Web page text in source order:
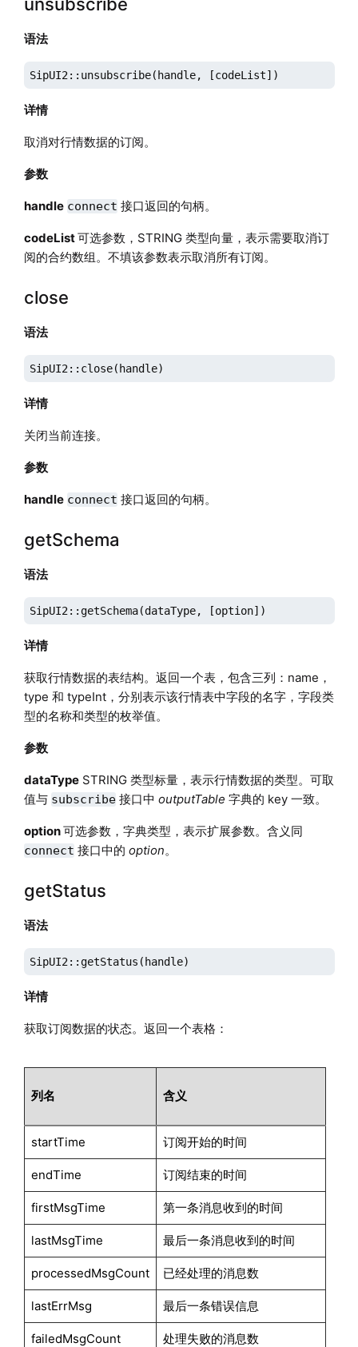
语法
SipUI2::unsubscribe(handle, [codeList])
详情
取消对行情数据的订阅。
参数
handle connect 接口返回的句柄。
codeList可选参数，STRING 类型向量，表示需要取消订
阅的合约数组。不填该参数表示取消所有订阅。
close
语法
SipUI2::close(handle)
详情
关闭当前连接。
参数
handle connect 接口返回的句柄。
getSchema
语法
SipUI2::getSchema(dataType, [option])
详情
获取行情数据的表结构。返回一个表，包含三列：name，
type 和 typeInt，分别表示该行情表中字段的名字，字段类
型的名称和类型的枚举值。
参数
dataTypeSTRING 类型标量，表示行情数据的类型。可取
值与 subscribe接口中 outputTable 字典的 key 一致。
option可选参数，字典类型，表示扩展参数。含义同
connect 接口中的 option。
getStatus
语法
SipUI2::getStatus(handle)
详情
获取订阅数据的状态。返回一个表格：
列名 含义
startTime 订阅开始的时间
endTime 订阅结束的时间
firstMsgTime 第一条消息收到的时间
lastMsgTime 最后一条消息收到的时间
processedMsgCount 已经处理的消息数
lastErrMsg 最后一条错误信息
failedMsgCount 处理失败的消息数